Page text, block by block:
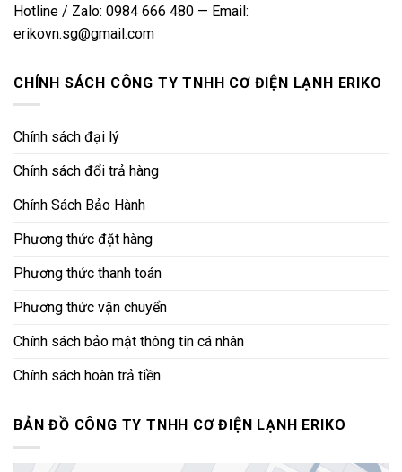
Hotline / Zalo: 0984 666 480 — Email:
erikovn.sg@gmail.com
CHÍNH SÁCH CÔNG TY TNHH CƠ ĐIỆN LẠNH ERIKO
Chính sách đại lý
Chính sách đổi trả hàng
Chính Sách Bảo Hành
Phương thức đặt hàng
Phương thức thanh toán
Phương thức vận chuyển
Chính sách bảo mật thông tin cá nhân
Chính sách hoàn trả tiền
BẢN ĐỒ CÔNG TY TNHH CƠ ĐIỆN LẠNH ERIKO